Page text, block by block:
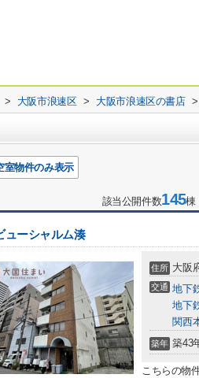
> 大阪市浪速区 > 大阪市浪速区の書店 >
室物件のみ表示
該当公開件数145棟
ューシャルム湊
住所 大阪
交通 地下
地下
関西
築年 築43
こちらの物